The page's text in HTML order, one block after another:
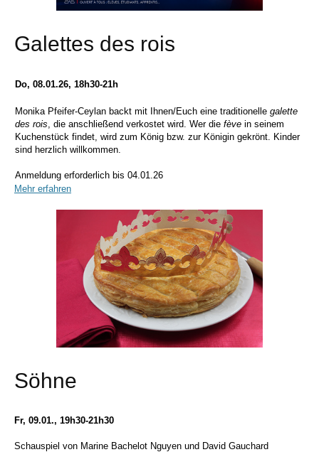
Galettes des rois
Do, 08.01.26, 18h30-21h
Monika Pfeifer-Ceylan backt mit Ihnen/Euch eine traditionelle galette
des rois, die anschließend verkostet wird. Wer die fève in seinem
Kuchenstück findet, wird zum König bzw. zur Königin gekrönt. Kinder
sind herzlich willkommen.
Anmeldung erforderlich bis 04.01.26
Mehr erfahren
Söhne
Fr, 09.01., 19h30-21h30
Schauspiel von Marine Bachelot Nguyen und David Gauchard